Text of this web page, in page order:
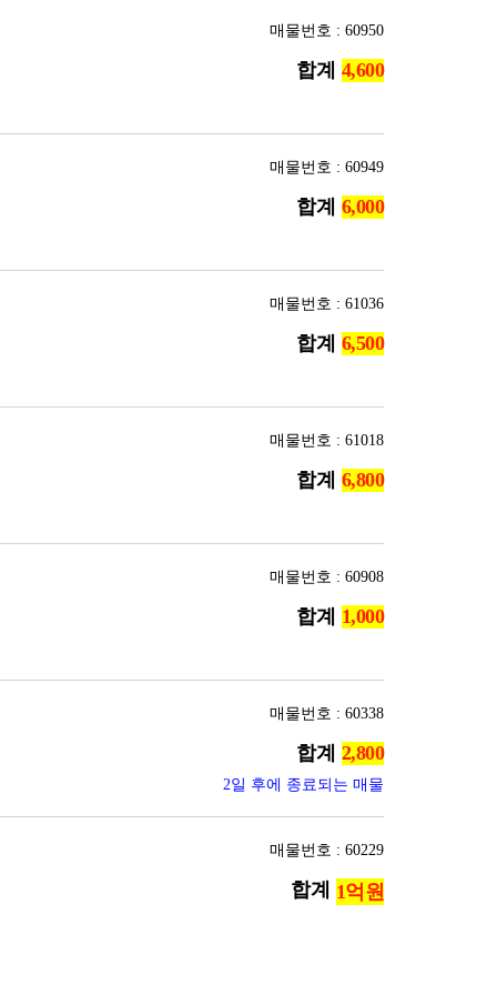
매물번호 : 60950
합계
매물번호 : 60949
합계
매물번호 : 61036
합계
매물번호 : 61018
합계
매물번호 : 60908
합계
매물번호 : 60338
합계
2일 후에 종료되는 매물
매물번호 : 60229
합계